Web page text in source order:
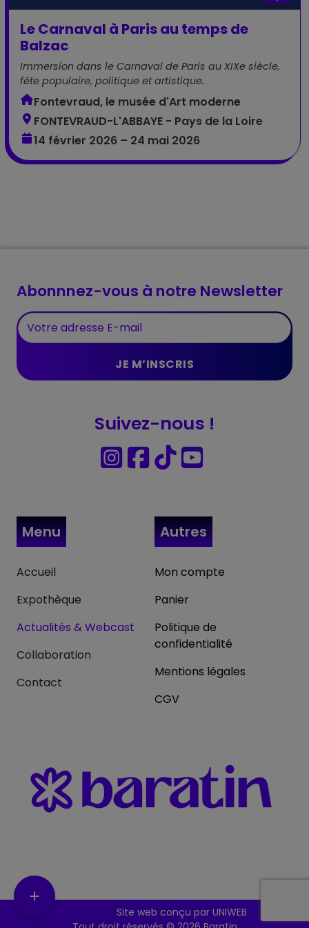
Le Carnaval à Paris au temps de
Balzac
Immersion dans le Carnaval de Paris au XIXe siècle,
fête populaire, politique et artistique.
Fontevraud, le musée d'Art moderne
FONTEVRAUD-L'ABBAYE - Pays de la Loire
14 février 2026 – 24 mai 2026
Abonnnez-vous à notre Newsletter
Suivez-nous !
Menu
Accueil
Expothèque
Actualités & Webcast
Collaboration
Contact
Autres
Mon compte
Panier
Politique de
confidentialité
Mentions légales
CGV
Site web conçu par UNIWEB